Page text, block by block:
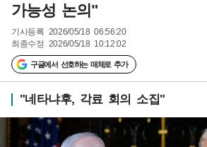
가능성 논의"
기사등록 2026/05/18 06:56:20
최종수정 2026/05/18 10:12:02
구글에서 선호하는 매체로 추가
"네타냐후, 각료 회의 소집"